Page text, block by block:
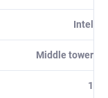
Intel
Middle tower
1